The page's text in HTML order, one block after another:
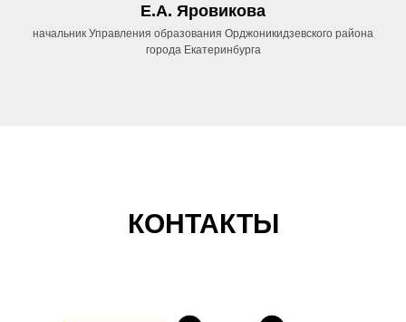
Е.А. Яровикова
начальник Управления образования Орджоникидзевского района
города Екатеринбурга
КОНТАКТЫ
MLABSPRO@MAIL.RU